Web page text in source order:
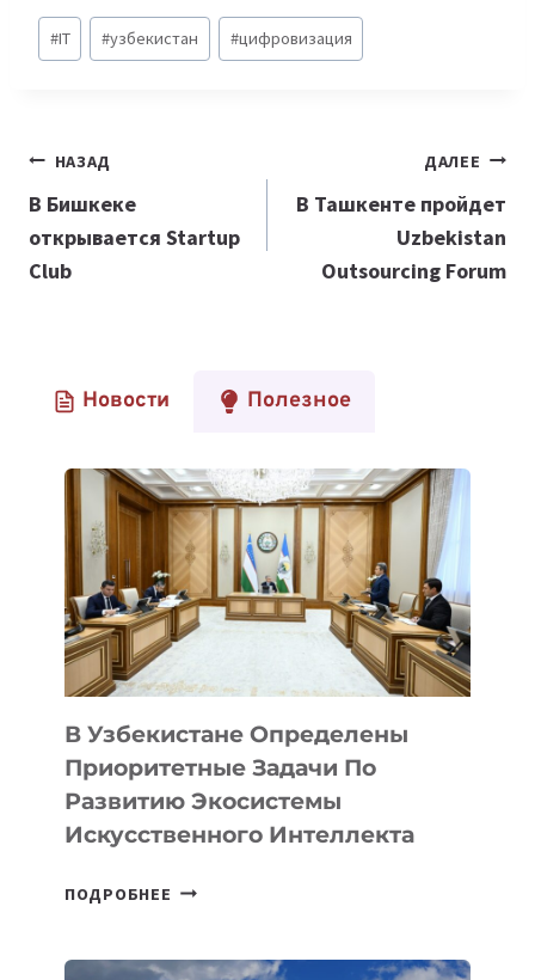
Метки
записи:
#IT #узбекистан #цифровизация
Навигация
по
записям
НАЗАД
В Бишкеке
открывается Startup
Club
ДАЛЕЕ
В Ташкенте пройдет
Uzbekistan
Outsourcing Forum
Новости Полезное
В Узбекистане Определены
Приоритетные Задачи По
Развитию Экосистемы
Искусственного Интеллекта
ПОДРОБНЕЕ В